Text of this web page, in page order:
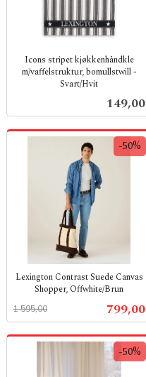
Icons stripet kjøkkenhåndkle
m/vaffelstruktur, bomullstwill -
Svart/Hvit
Pris
149,00
Lexington Contrast Suede Canvas
Shopper, Offwhite/Brun
Tilbud
799,00
1 595,00
-50%
mva.
-50%